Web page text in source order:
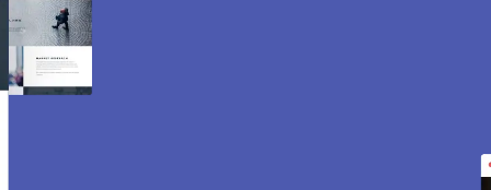
Création de site internet